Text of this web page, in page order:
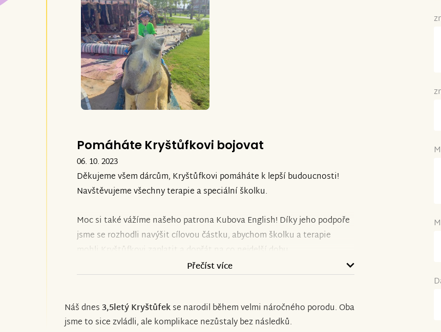
Pomáháte Kryštůfkovi bojovat
06. 10. 2023
Děkujeme všem dárcům, Kryštůfkovi pomáháte k lepší budoucnosti!
Navštěvujeme všechny terapie a speciální školku.
Moc si také vážíme našeho patrona Kubova English! Díky jeho podpoře
jsme se rozhodli navýšit cílovou částku, abychom školku a terapie
mohli Kryštůfkovi zaplatit a dopřát na co nejdelší dobu.
Děkujeme, moc si toho vážíme, rodina Kryštůfka
Přečíst více
Náš dnes3,5letý Kryštůfekse narodil během velmi náročného porodu. Oba
jsme to sice zvládli, ale komplikace nezůstaly bez následků.